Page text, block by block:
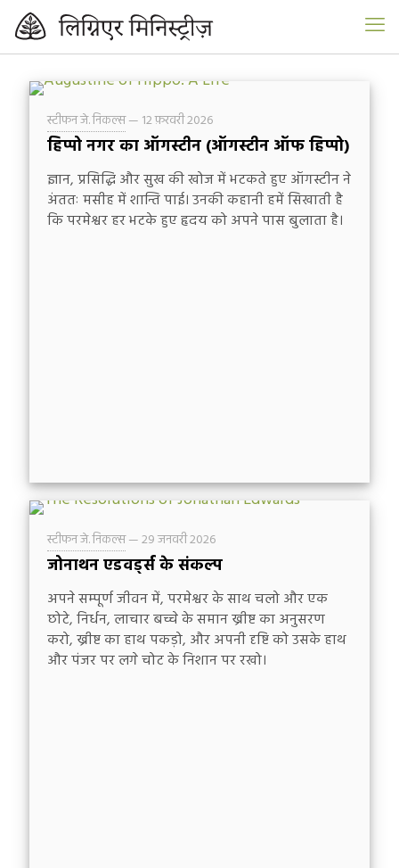
स्टीफन जे. निकल्स— 12 फ़रवरी 2026
हिप्पो नगर का ऑगस्टीन (ऑगस्टीन ऑफ हिप्पो)
ज्ञान, प्रसिद्धि और सुख की खोज में भटकते हुए ऑगस्टीन ने
अंततः मसीह में शान्ति पाई। उनकी कहानी हमें सिखाती है
कि परमेश्वर हर भटके हुए हृदय को अपने पास बुलाता है।
स्टीफन जे. निकल्स—29 जनवरी 2026
जोनाथन एडवर्ड्स के संकल्प
अपने सम्पूर्ण जीवन में, परमेश्वर के साथ चलो और एक
छोटे, निर्धन, लाचार बच्चे के समान ख्रीष्ट का अनुसरण
करो, ख्रीष्ट का हाथ पकड़ो, और अपनी दृष्टि को उसके हाथ
और पंजर पर लगे चोट के निशान पर रखो।